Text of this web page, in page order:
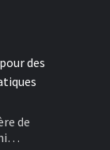
des
de